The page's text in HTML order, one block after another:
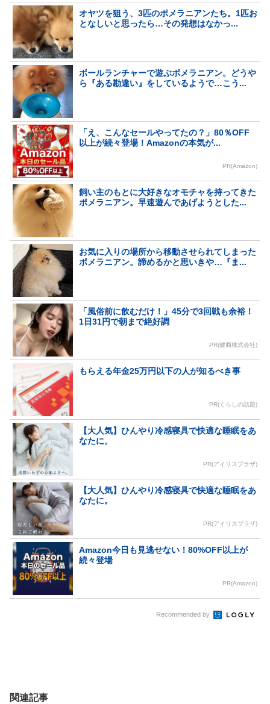
オヤツを狙う、3匹のポメラニアンたち。1匹お
となしいと思ったら…その発想はなかっ...
ボールランチャーで遊ぶポメラニアン。どうや
ら『ある勘違い』をしているようで…こう...
「え、こんなセールやってたの？」80％OFF
以上が続々登場！Amazonの本気が...
PR(Amazon)
飼い主のもとに大好きなオモチャを持ってきた
ポメラニアン。早速遊んであげようとした...
お気に入りの場所から移動させられてしまった
ポメラニアン。諦めるかと思いきや…『ま...
「風俗前に飲むだけ！」45分で3回戦も余裕！
1日31円で朝まで絶好調
PR(健商株式会社)
もらえる年金25万円以下の人が知るべき事
PR(くらしの話題)
【大人気】ひんやり冷感寝具で快適な睡眠をあ
なたに。
PR(アイリスプラザ)
【大人気】ひんやり冷感寝具で快適な睡眠をあ
なたに。
PR(アイリスプラザ)
Amazon今日も見逃せない！80%OFF以上が
続々登場
PR(Amazon)
Recommended by
関連記事